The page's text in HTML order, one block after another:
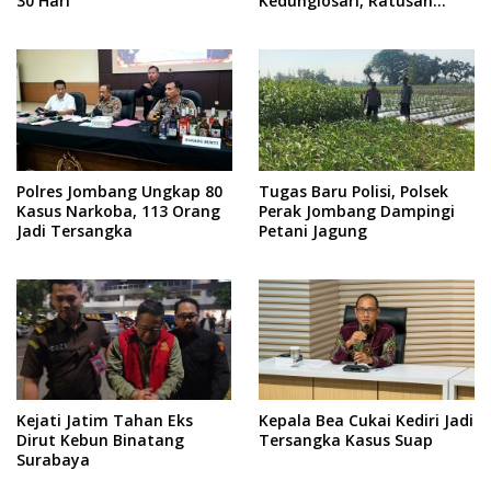
Polres Jombang Ungkap 80
Kasus Narkoba, 113 Orang
Jadi Tersangka
Tugas Baru Polisi, Polsek
Perak Jombang Dampingi
Petani Jagung
Kejati Jatim Tahan Eks
Dirut Kebun Binatang
Surabaya
Kepala Bea Cukai Kediri Jadi
Tersangka Kasus Suap